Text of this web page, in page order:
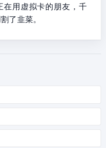
在用虚拟卡的朋友，千
了韭菜。